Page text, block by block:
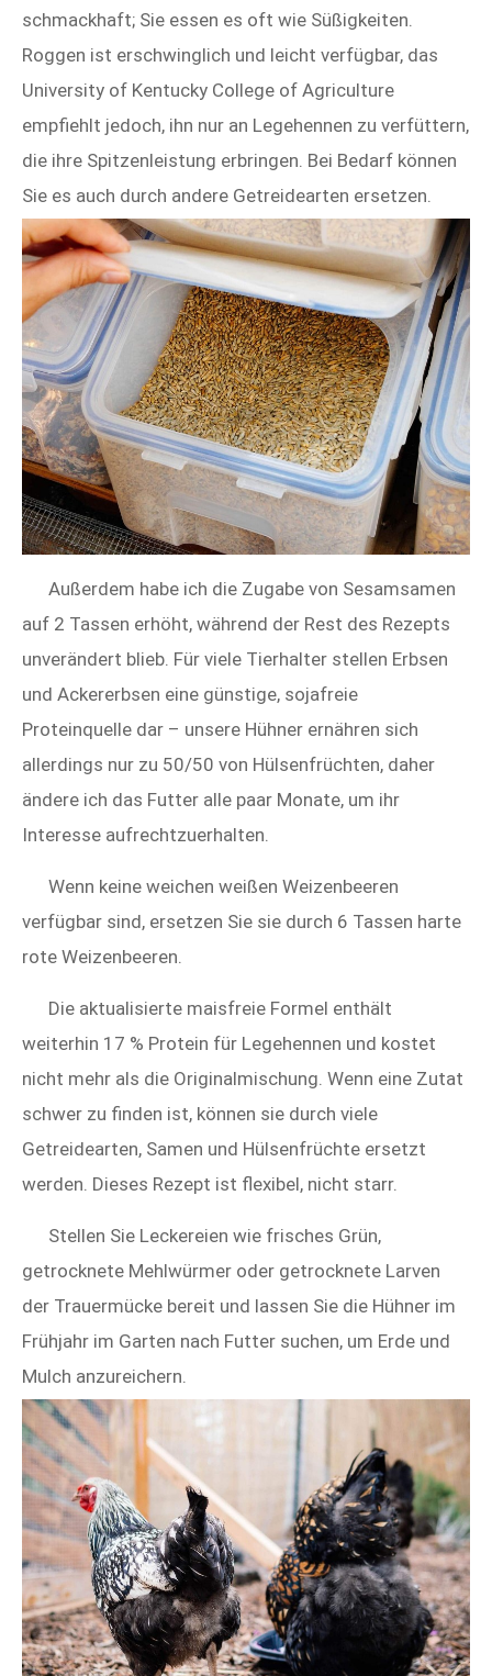
schmackhaft; Sie essen es oft wie Süßigkeiten.
Roggen ist erschwinglich und leicht verfügbar, das
University of Kentucky College of Agriculture
empfiehlt jedoch, ihn nur an Legehennen zu verfüttern,
die ihre Spitzenleistung erbringen. Bei Bedarf können
Sie es auch durch andere Getreidearten ersetzen.
Außerdem habe ich die Zugabe von Sesamsamen
auf 2 Tassen erhöht, während der Rest des Rezepts
unverändert blieb. Für viele Tierhalter stellen Erbsen
und Ackererbsen eine günstige, sojafreie
Proteinquelle dar – unsere Hühner ernähren sich
allerdings nur zu 50/50 von Hülsenfrüchten, daher
ändere ich das Futter alle paar Monate, um ihr
Interesse aufrechtzuerhalten.
Wenn keine weichen weißen Weizenbeeren
verfügbar sind, ersetzen Sie sie durch 6 Tassen harte
rote Weizenbeeren.
Die aktualisierte maisfreie Formel enthält
weiterhin 17 % Protein für Legehennen und kostet
nicht mehr als die Originalmischung. Wenn eine Zutat
schwer zu finden ist, können sie durch viele
Getreidearten, Samen und Hülsenfrüchte ersetzt
werden. Dieses Rezept ist flexibel, nicht starr.
Stellen Sie Leckereien wie frisches Grün,
getrocknete Mehlwürmer oder getrocknete Larven
der Trauermücke bereit und lassen Sie die Hühner im
Frühjahr im Garten nach Futter suchen, um Erde und
Mulch anzureichern.